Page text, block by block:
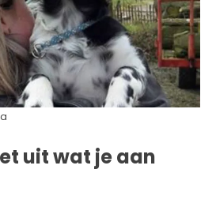
uit wat je aan